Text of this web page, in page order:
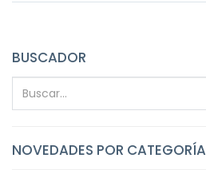
BUSCADOR
NOVEDADES POR CATEGORÍA